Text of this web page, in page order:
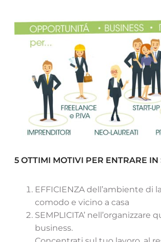
5 OTTIMI MOTIVI PER ENTRARE IN
EFFICIENZA dell’ambiente di
comodo e vicino a casa
SEMPLICITA’ nell’organizzare
business.